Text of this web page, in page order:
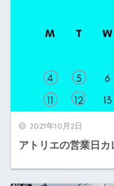
2021年10月2日
アトリエの営業日